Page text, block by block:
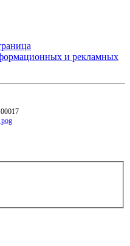
и рекламных